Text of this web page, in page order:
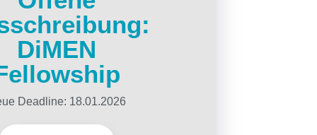
DiMEN
Deadline: 18.01.2026